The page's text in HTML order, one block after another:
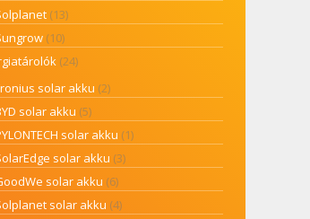
(13)
(10)
(24)
solar akku (2)
solar akku (5)
solar akku (1)
solar akku (3)
solar akku (6)
solar akku (4)